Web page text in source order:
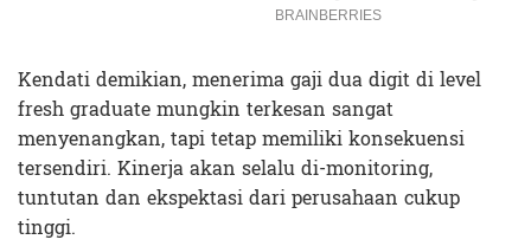
Kendati demikian, menerima gaji dua digit di level
fresh graduate mungkin terkesan sangat
menyenangkan, tapi tetap memiliki konsekuensi
tersendiri. Kinerja akan selalu di-monitoring,
tuntutan dan ekspektasi dari perusahaan cukup
tinggi.